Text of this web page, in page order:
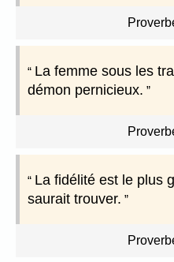
La femme sous les
démon pernicieux.
La fidélité est le plus
saurait trouver.